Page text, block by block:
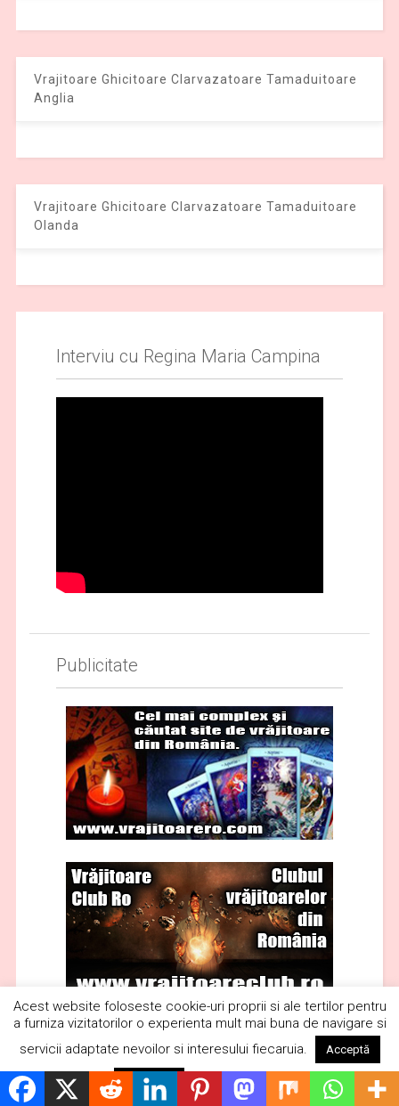
Vrajitoare Ghicitoare Clarvazatoare Tamaduitoare
Anglia
Vrajitoare Ghicitoare Clarvazatoare Tamaduitoare
Olanda
Interviu cu Regina Maria Campina
Publicitate
Acest website foloseste cookie-uri proprii si ale tertilor pentru
a furniza vizitatorilor o experienta mult mai buna de navigare si
servicii adaptate nevoilor si interesului fiecaruia.
Acceptă
Respinge Citește mai mult